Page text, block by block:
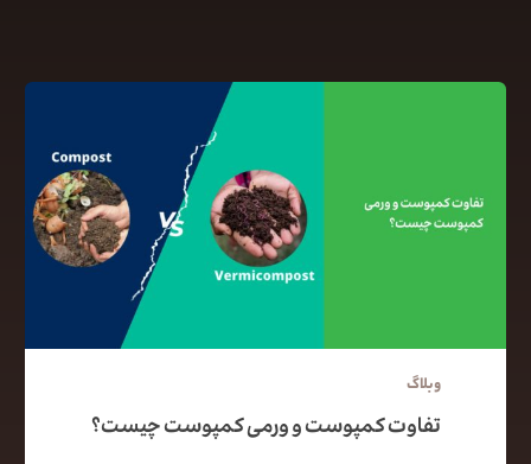
وبلاگ
تفاوت کمپوست و ورمی کمپوست چیست؟
کپی لینک